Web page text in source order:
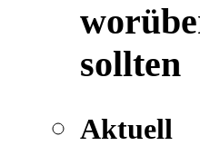
sollten
Aktuell